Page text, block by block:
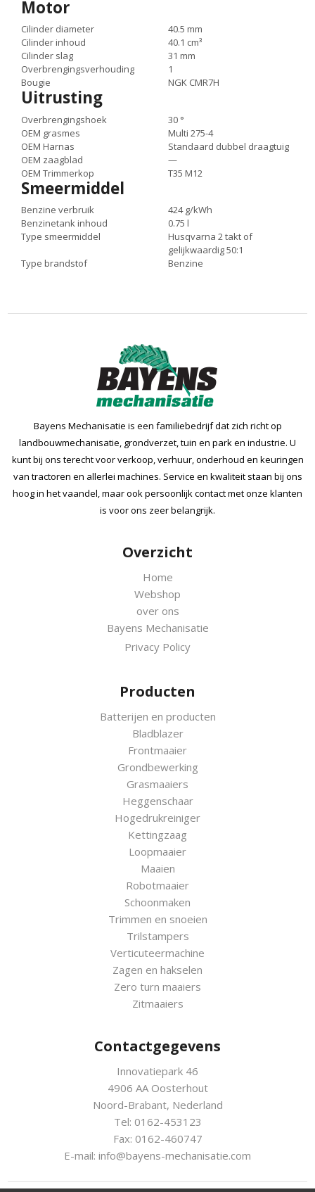
Motor
Cilinder diameter
40.5 mm
Cilinder inhoud
40.1 cm³
Cilinder slag
31 mm
Overbrengingsverhouding
1
Bougie
NGK CMR7H
Uitrusting
Overbrengingshoek
30 °
OEM grasmes
Multi 275-4
OEM Harnas
Standaard dubbel draagtuig
OEM zaagblad
—
OEM Trimmerkop
T35 M12
Smeermiddel
Benzine verbruik
424 g/kWh
Benzinetank inhoud
0.75 l
Type smeermiddel
Husqvarna 2 takt of
gelijkwaardig 50:1
Type brandstof
Benzine
Bayens Mechanisatie is een familiebedrijf dat zich richt op
landbouwmechanisatie, grondverzet, tuin en park en industrie. U
kunt bij ons terecht voor verkoop, verhuur, onderhoud en keuringen
van tractoren en allerlei machines. Service en kwaliteit staan bij ons
hoog in het vaandel, maar ook persoonlijk contact met onze klanten
is voor ons zeer belangrijk.
Overzicht
Home
Webshop
over ons
Bayens Mechanisatie
Privacy Policy
Producten
Batterijen en producten
Bladblazer
Frontmaaier
Grondbewerking
Grasmaaiers
Heggenschaar
Hogedrukreiniger
Kettingzaag
Loopmaaier
Maaien
Robotmaaier
Schoonmaken
Trimmen en snoeien
Trilstampers
Verticuteermachine
Zagen en hakselen
Zero turn maaiers
Zitmaaiers
Contactgegevens
Innovatiepark 46
4906 AA Oosterhout
Noord-Brabant, Nederland
Tel: 0162-453123
Fax: 0162-460747
E-mail: info@bayens-mechanisatie.com